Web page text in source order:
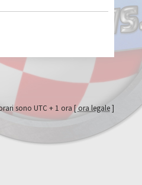
sono UTC + 1 ora [ora legale]